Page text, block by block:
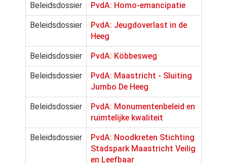
Beleidsdossier PvdA: Homo-emancipatie
Beleidsdossier
PvdA: Jeugdoverlast in de
Heeg
Beleidsdossier PvdA: Köbbesweg
Beleidsdossier
PvdA: Maastricht - Sluiting
Jumbo De Heeg
Beleidsdossier
PvdA: Monumentenbeleid en
ruimtelijke kwaliteit
Beleidsdossier
PvdA: Noodkreten Stichting
Stadspark Maastricht Veilig
en Leefbaar